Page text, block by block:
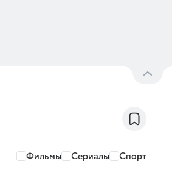
Фильмы Сериалы Спорт